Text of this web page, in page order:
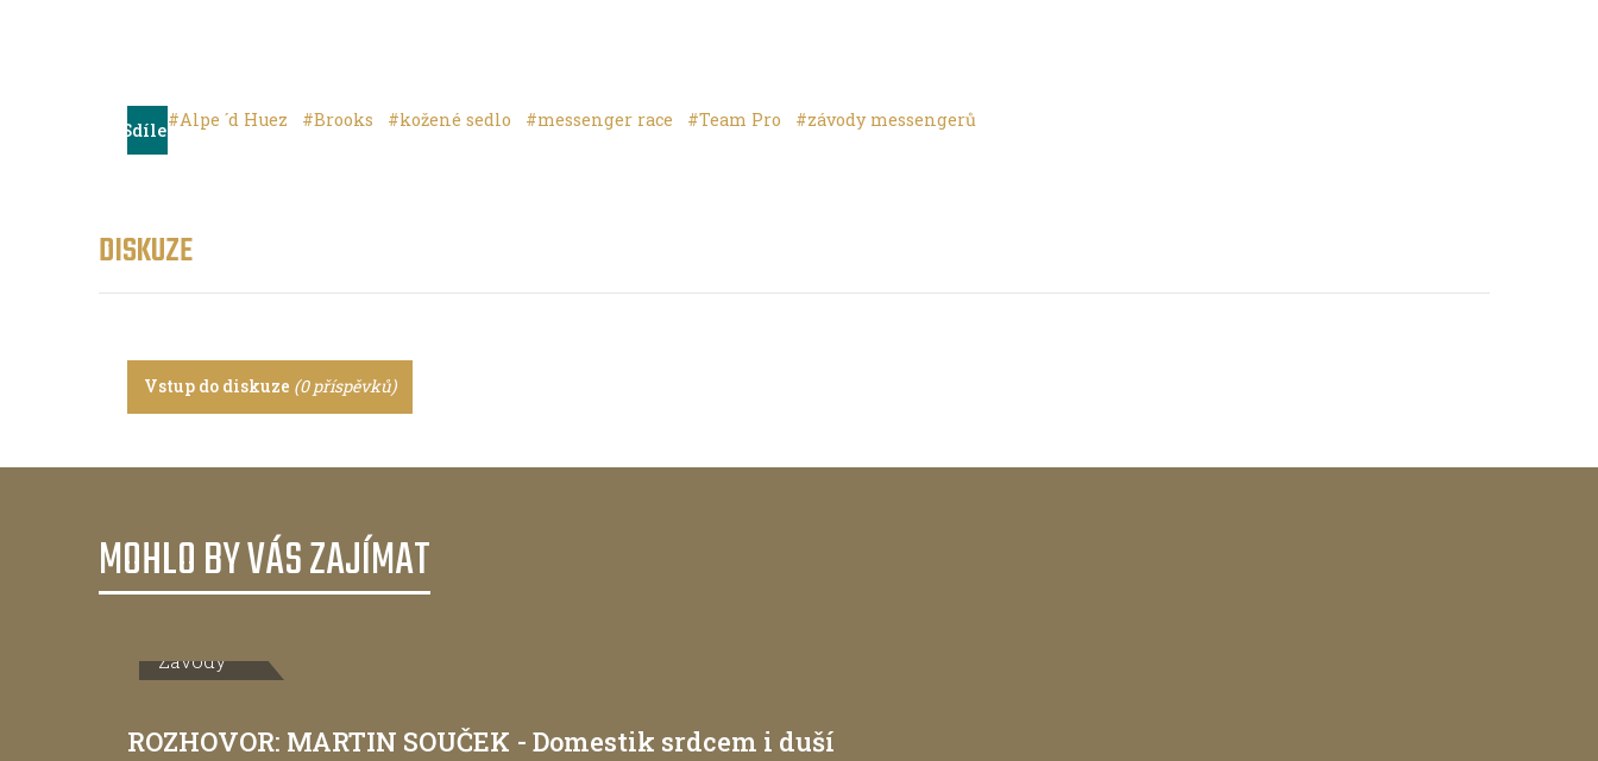
Sdílet#Alpe ´d Huez #Brooks #kožené sedlo #messenger race #Team Pro #závody messengerů
DISKUZE
Vstup do diskuze (0 příspěvků)
MOHLO BY VÁS ZAJÍMAT
Závody
ROZHOVOR: MARTIN SOUČEK - Domestik srdcem i duší